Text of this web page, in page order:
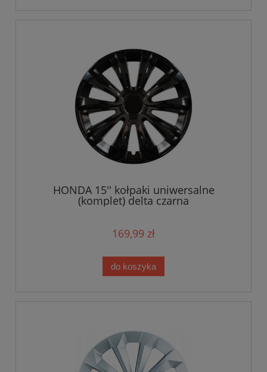
HONDA 15'' kołpaki uniwersalne
(komplet) delta czarna
169,99 zł
do koszyka